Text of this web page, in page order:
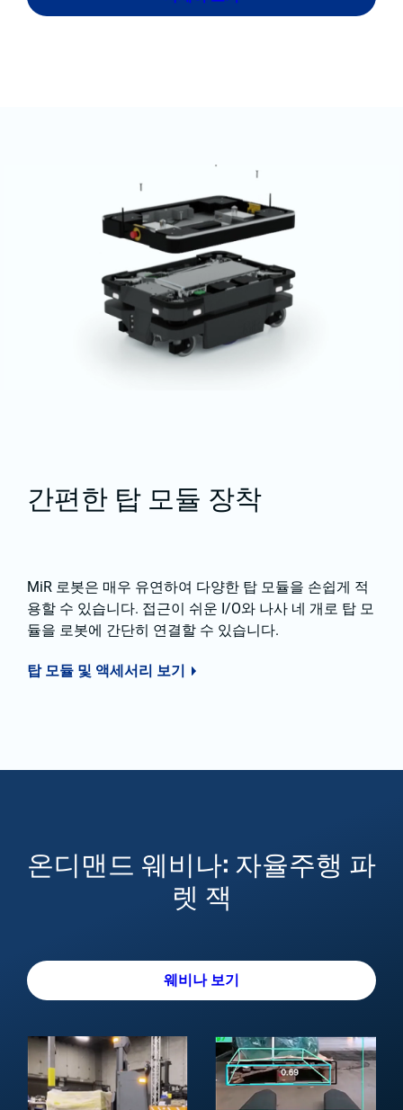
간편한 탑 모듈 장착
MiR 로봇은 매우 유연하여 다양한 탑 모듈을 손쉽게 적
용할 수 있습니다. 접근이 쉬운 I/O와 나사 네 개로 탑 모
듈을 로봇에 간단히 연결할 수 있습니다.
탑 모듈 및 액세서리 보기
온디맨드 웨비나: 자율주행 파
렛 잭
웨비나 보기